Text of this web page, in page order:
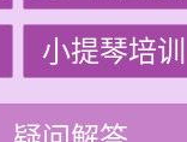
小提琴培训